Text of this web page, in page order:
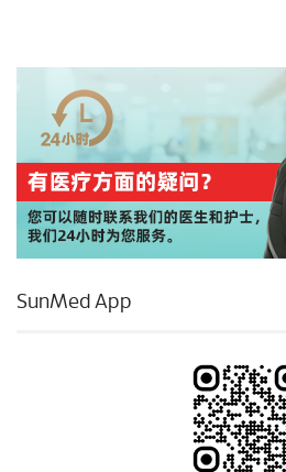
SunMed App